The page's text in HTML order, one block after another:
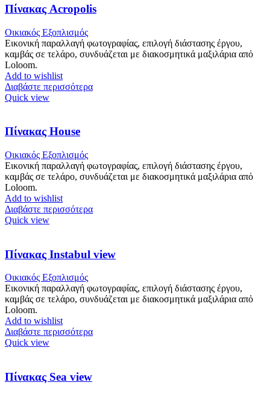
Πίνακας Acropolis
Οικιακός Εξοπλισμός
Εικονική παραλλαγή φωτογραφίας, επιλογή διάστασης έργου,
καμβάς σε τελάρο, συνδυάζεται με διακοσμητικά μαξιλάρια απὀ
Loloom.
Add to wishlist
Διαβάστε περισσότερα
Quick view
Πίνακας House
Οικιακός Εξοπλισμός
Εικονική παραλλαγή φωτογραφίας, επιλογή διάστασης έργου,
καμβάς σε τελάρο, συνδυάζεται με διακοσμητικά μαξιλάρια απὀ
Loloom.
Add to wishlist
Διαβάστε περισσότερα
Quick view
Πίνακας Instabul view
Οικιακός Εξοπλισμός
Εικονική παραλλαγή φωτογραφίας, επιλογή διάστασης έργου,
καμβάς σε τελάρο, συνδυάζεται με διακοσμητικά μαξιλάρια απὀ
Loloom.
Add to wishlist
Διαβάστε περισσότερα
Quick view
Πίνακας Sea view